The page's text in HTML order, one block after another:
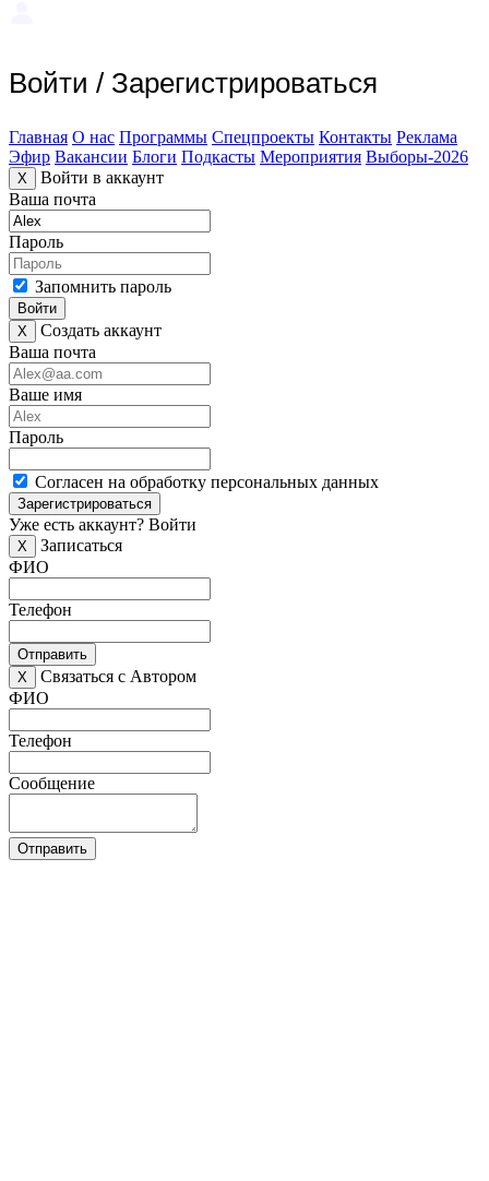
Войти / Зарегистрироваться
Главная О нас Программы Спецпроекты Контакты Реклама
Эфир Вакансии Блоги Подкасты Мероприятия Выборы-2026
X
Войти в аккаунт
Ваша почта
Пароль
Запомнить пароль
Войти
X
Создать аккаунт
Ваша почта
Ваше имя
Пароль
Согласен на обработку персональных данных
Зарегистрироваться
Уже есть аккаунт? Войти
X
Записаться
ФИО
Телефон
Отправить
X
Связаться с Автором
ФИО
Телефон
Сообщение
Отправить